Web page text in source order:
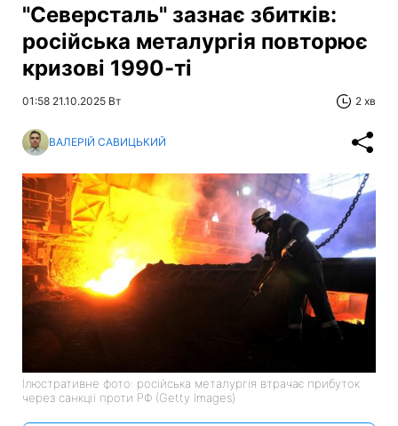
"Северсталь" зазнає збитків:
російська металургія повторює
кризові 1990-ті
01:58 21.10.2025 Вт 2 хв
ВАЛЕРІЙ САВИЦЬКИЙ
Ілюстративне фото: російська металургія втрачає прибуток
через санкції проти РФ (Getty Images)